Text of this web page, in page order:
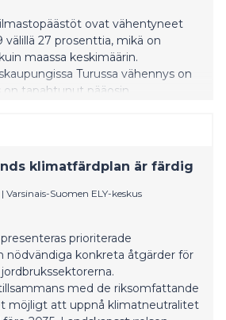
ovat vähentyneet
välillä 27 prosenttia, mikä on
maassa keskimäärin.
Turussa vähennys on
on tapahtunut pääosin
klimatfärdplan är färdig
| Varsinais-Suomen ELY-keskus
prioriterade
nödvändiga konkreta åtgärder för
med de riksomfattande
möjligt att uppnå klimatneutralitet